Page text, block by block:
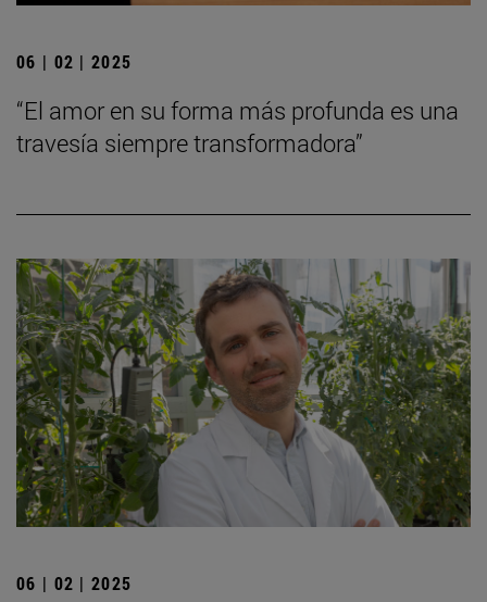
06 | 02 | 2025
“El amor en su forma más profunda es una
travesía siempre transformadora”
06 | 02 | 2025